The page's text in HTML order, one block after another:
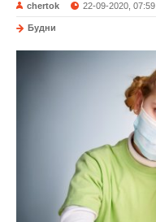
chertok 22-09-2020, 07:59
Будни